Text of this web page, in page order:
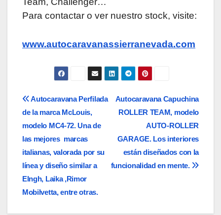
Para contactar o ver nuestro stock, visite:
www.autocaravanassierranevada.com
Navegación
de
entradas
Autocaravana Capuchina
ROLLER TEAM, modelo
AUTO-ROLLER
GARAGE. Los interiores
están diseñados con la
funcionalidad en mente.
Autocaravana Perfilada
de la marca McLouis,
modelo MC4-72. Una de
las mejores marcas
italianas, valorada por su
línea y diseño similar a
Elngh, Laika ,Rimor
Mobilvetta, entre otras.